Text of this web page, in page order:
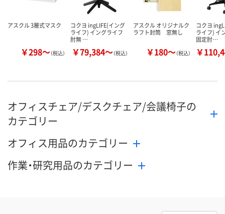
アスクル 3層式マスク
￥298～（税込）
コクヨ ingLIFE(イング
ライフ) イングライフ
肘無 …
￥79,384～（税込）
アスクル オリジナルク
ラフト封筒 窓無し
￥180～（税込）
コクヨ
ライフ) イ
固定肘…
￥
オフィスチェア/デスクチェア/会議椅子の
カテゴリー
オフィス用品のカテゴリー
作業・研究用品のカテゴリー